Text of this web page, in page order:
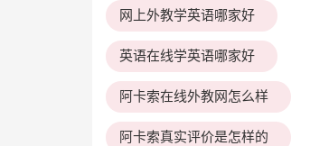
网上外教学英语哪家好
英语在线学英语哪家好
阿卡索在线外教网怎么样
阿卡索真实评价是怎样的